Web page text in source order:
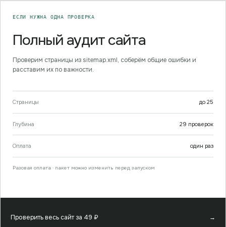
ЕСЛИ НУЖНА ОДНА ПРОВЕРКА
Полный аудит сайта
Проверим страницы из sitemap.xml, соберём общие ошибки и
расставим их по важности.
Страницы до 25
Глубина 29 проверок
Оплата один раз
Разовая оплата · пакет можно изменить перед запуском
Проверить весь сайт за 49 ₽ →